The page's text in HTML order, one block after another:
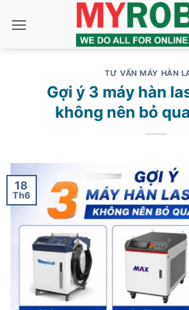
qua
TƯ VẤN MÁY HÀN
Gợi ý 3 máy hàn
không nên bỏ
18
Th6